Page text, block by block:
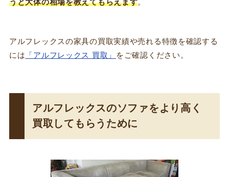
うと大体の相場を教えてもらえます。
アルフレックスの家具の買取実績や売れる特徴を確認する
には 「アルフレックス 買取」 をご確認ください。
アルフレックスのソファをより高く
買取してもらうために